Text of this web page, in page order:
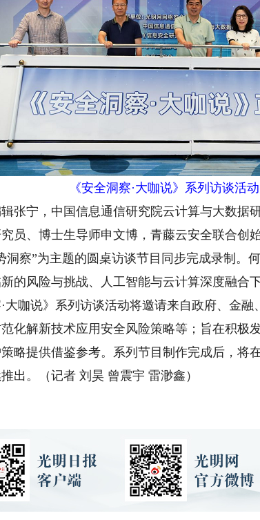
《安全洞察·大咖说》系列访谈活
宁，中国信息通信研究院云计算与大数据
员、博士生导师申文博，青藤云安全联合创
察”为主题的圆桌访谈节目同步完成录制。
的风险与挑战、人工智能与云计算深度融合
咖说》系列访谈活动将邀请来自政府、金融
化解新技术应用安全风险策略等；旨在积极
略提供借鉴参考。系列节目制作完成后，将
出。（记者 刘昊 曾震宇 雷渺鑫）